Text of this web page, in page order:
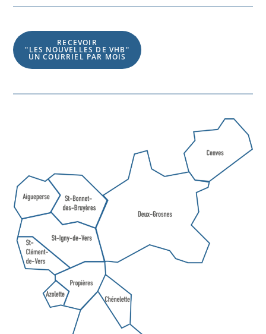
RECEVOIR
"LES NOUVELLES DE VHB"
UN COURRIEL PAR MOIS